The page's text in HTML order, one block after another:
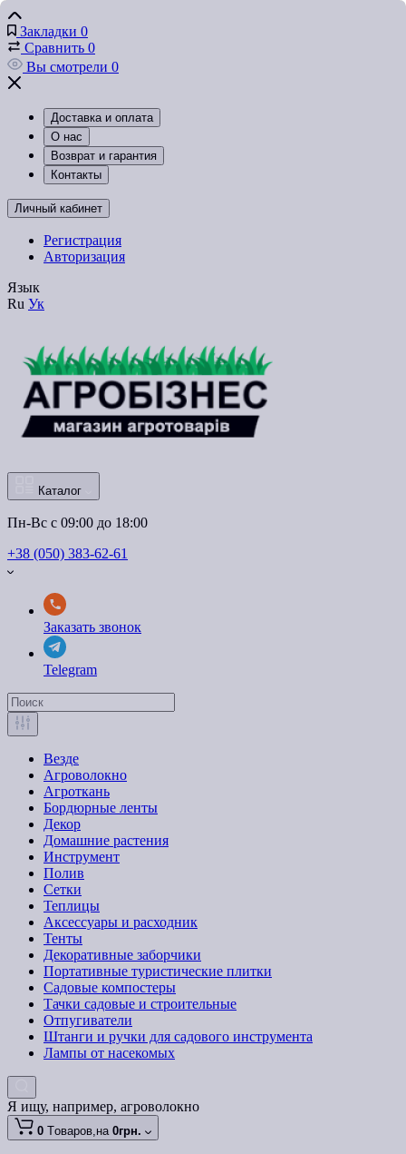
Закладки 0
Сравнить 0
Вы смотрели 0
Доставка и оплата
О нас
Возврат и гарантия
Контакты
Личный кабинет
Регистрация
Авторизация
Язык
Ru Ук
Каталог
Пн-Вс с 09:00 до 18:00
+38 (050) 383-62-61
Заказать звонок
Telegram
Везде
Агроволокно
Агроткань
Бордюрные ленты
Декор
Домашние растения
Инструмент
Полив
Сетки
Теплицы
Аксессуары и расходник
Тенты
Декоративные заборчики
Портативные туристические плитки
Садовые компостеры
Тачки садовые и строительные
Отпугиватели
Штанги и ручки для садового инструмента
Лампы от насекомых
Я ищу, например, агроволокно
0 Tоваров,на 0грн.